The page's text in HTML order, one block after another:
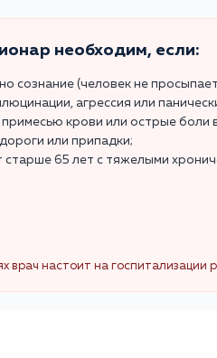
необходим, если:
сознание (человек не
агрессия или
примесью крови или острые боли
или припадки;
старше 65 лет с тяжелыми
врач настоит на госпитализации